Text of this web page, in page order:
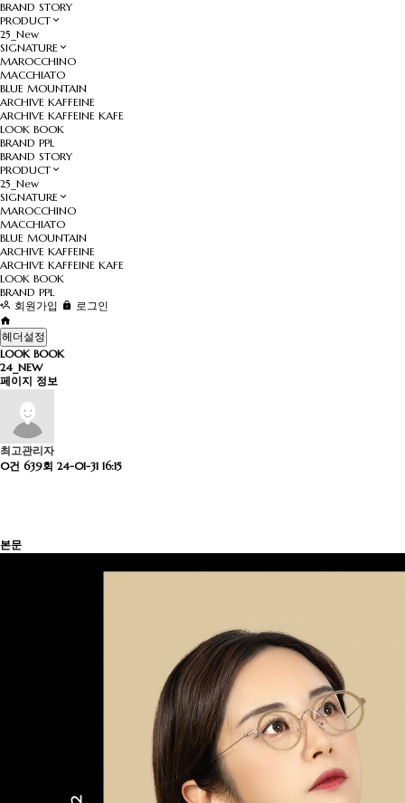
BRAND STORY
PRODUCT
25_New
SIGNATURE
MAROCCHINO
MACCHIATO
BLUE MOUNTAIN
ARCHIVE KAFFEINE
ARCHIVE KAFFEINE KAFE
LOOK BOOK
BRAND PPL
BRAND STORY
PRODUCT
25_New
SIGNATURE
MAROCCHINO
MACCHIATO
BLUE MOUNTAIN
ARCHIVE KAFFEINE
ARCHIVE KAFFEINE KAFE
LOOK BOOK
BRAND PPL
회원가입
로그인
헤더설정
LOOK BOOK
24_NEW
페이지 정보
최고관리자
0건 639회 24-01-31 16:15
본문